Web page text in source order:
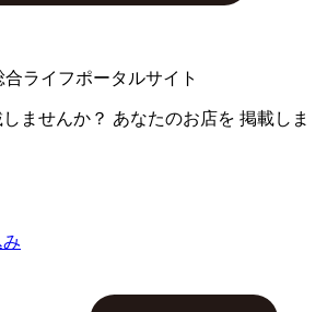
合ライフポータルサイト
ませんか？ あなたのお店を 掲載しま